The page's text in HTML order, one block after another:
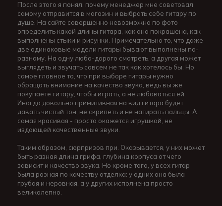
После этого я понял, почему менеджер мне советовал
самому отправится в магазин и выбрать себе гитару по
душе. На сайте совершенно невозможно по фото
определить какой длины гитара, как она покрашена, как
выполнены стыки и рисунки. Примечательно то, что даже
две одинаковые модели гитары бывают выполнены по-
разному. На одну любо-дорого смотреть, а другая может
выглядеть и звучать совсем не так как хотелось бы. Но
самое главное то, что при выборе гитары нужно
обращать внимание на качество звука, ведь вы же
покупаете гитару, чтобы играть, а не любоваться ей.
Иногда довольно примитивная на вид гитара будет
давать чистый тон, не скрипеть и не натирать пальцы. А
самая красивая - просто окажется игрушкой, не
издающей качественные звуки.
Таким образом, сюрпризов при. Оказывается, у них может
быть разная длина грифа, глубина корпуса от чего
зависит и качество звука. Но кроме того, у всех гитар
была разная по качеству отделка: у одних она была
грубая и неровная, а у других исполнена просто
великолепно.